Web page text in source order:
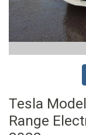
Tesla
Range